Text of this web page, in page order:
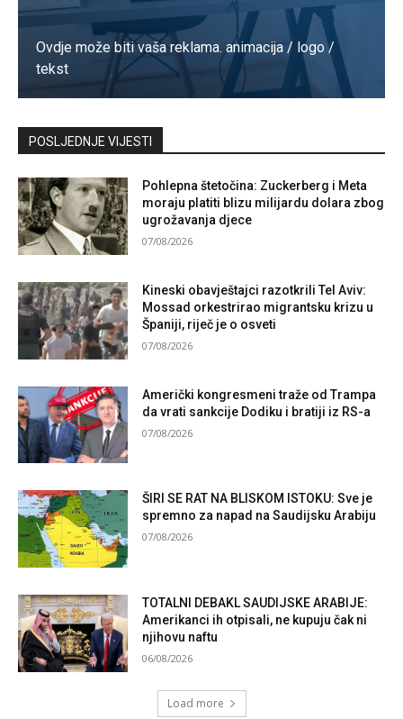
Ovdje može biti vaša reklama. animacija / logo /
tekst
Kontaktirajte nas
POSLJEDNJE VIJESTI
Pohlepna štetočina: Zuckerberg i Meta
moraju platiti blizu milijardu dolara zbog
ugrožavanja djece
07/08/2026
Kineski obavještajci razotkrili Tel Aviv:
Mossad orkestrirao migrantsku krizu u
Španiji, riječ je o osveti
07/08/2026
Američki kongresmeni traže od Trampa
da vrati sankcije Dodiku i bratiji iz RS-a
07/08/2026
ŠIRI SE RAT NA BLISKOM ISTOKU: Sve je
spremno za napad na Saudijsku Arabiju
07/08/2026
TOTALNI DEBAKL SAUDIJSKE ARABIJE:
Amerikanci ih otpisali, ne kupuju čak ni
njihovu naftu
06/08/2026
Load more